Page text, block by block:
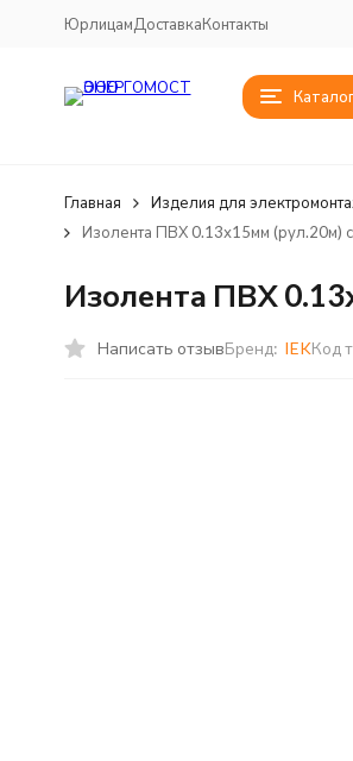
ЮрлицамДоставкаКонтакты
Главная Изделия для
Изолента ПВХ 0.13х15мм (рул.20м)
Изолента ПВХ
Написать отзывБренд: IEKКод